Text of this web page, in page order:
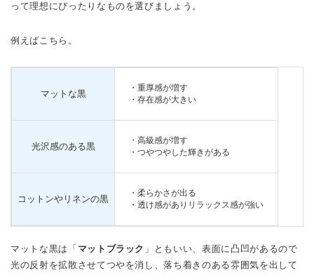
って理想にぴったりなものを選びましょう。
例えばこちら。
マットな黒
・重厚感が増す
・存在感が大きい
光沢感のある黒
・高級感が増す
・つやつやした輝きがある
コットンやリネンの黒
・柔らかさが出る
・透け感がありリラックス感が強い
マットな黒は「 マットブラック 」ともいい、表面に凸凹があるので
光の反射を拡散させてつやを消し、落ち着きのある雰囲気を出して